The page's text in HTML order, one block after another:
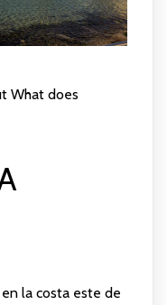
What does
la costa este de